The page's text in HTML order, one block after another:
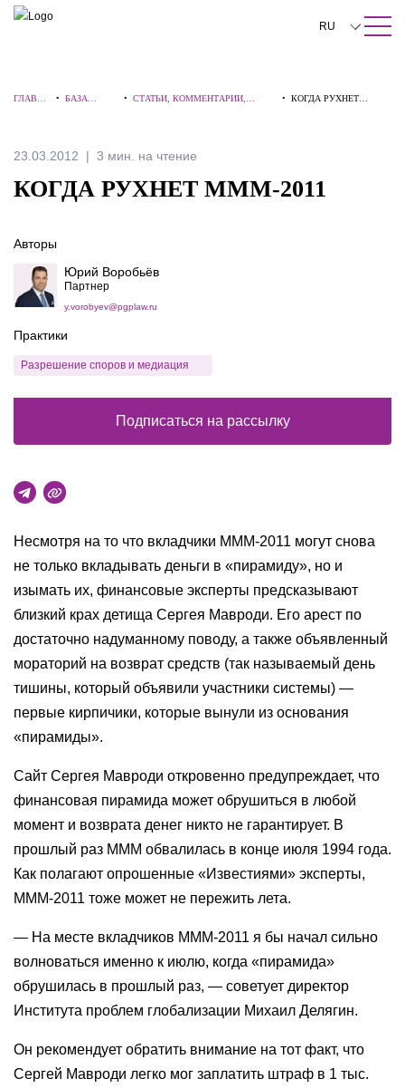
ПОИСК ПО САЙТУ Закрыть
RU
中文
ГЛАВНА
• БАЗА
• СТАТЬИ, КОММЕНТАРИИ,
• КОГДА РУХНЕТ
23.03.2012 3 мин. на чтение
КОГДА РУХНЕТ МММ-2011
Несмотря на то что вкладчики МММ-2011 могут снова
не только вкладывать деньги в «пирамиду», но и
изымать их, финансовые эксперты предсказывают
близкий крах детища Сергея Мавроди. Его арест по
достаточно надуманному поводу, а также объявленный
мораторий на возврат средств (так называемый день
тишины, который объявили участники системы) —
первые кирпичики, которые вынули из основания
«пирамиды».
Сайт Сергея Мавроди откровенно предупреждает, что
финансовая пирамида может обрушиться в любой
момент и возврата денег никто не гарантирует. В
прошлый раз МММ обвалилась в конце июля 1994 года.
Как полагают опрошенные «Известиями» эксперты,
МММ-2011 тоже может не пережить лета.
— На месте вкладчиков МММ-2011 я бы начал сильно
волноваться именно к июлю, когда «пирамида»
обрушилась в прошлый раз, — советует директор
Института проблем глобализации Михаил Делягин.
Он рекомендует обратить внимание на тот факт, что
Сергей Мавроди легко мог заплатить штраф в 1 тыс.
Авторы
Юрий Воробьёв
Партнер
y.vorobyev@pgplaw.ru
Практики
Разрешение споров и медиация
Подписаться на рассылку